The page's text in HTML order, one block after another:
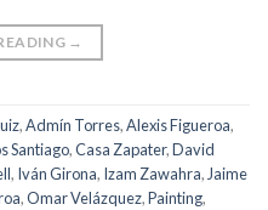
→
,Admín Torres,Alexis Figueroa,
Santiago,Casa Zapater,David
, Iván Girona, Izam Zawahra,Jaime
,Omar Velázquez,Painting,